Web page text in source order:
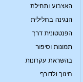
האצבוע ותחילת
הנגינה בחלילית
הפנטטונית דרך
תמונות וסיפור
בהשראת עקרונות
חינוך ולדורף